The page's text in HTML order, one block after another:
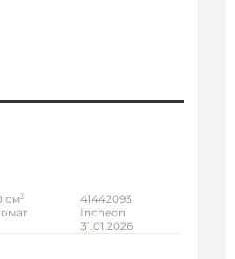
см3
41442093
Incheon
31.01.2026